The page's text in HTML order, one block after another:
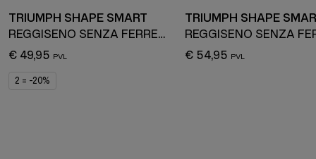
TRIUMPH SHAPE SMART
REGGISENO SENZA FERRETTO
€ 49,95
2 = -20%
TRIUMPH SHAPE
€ 54,95